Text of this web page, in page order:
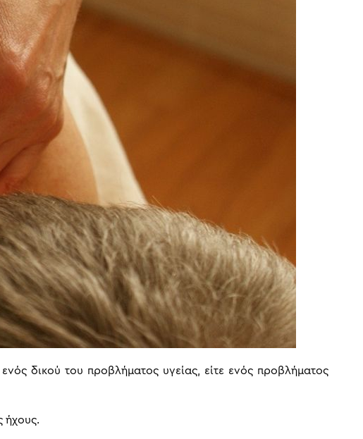
δικού του προβλήματος υγείας, είτε ενός προβλήματος
ήχους.